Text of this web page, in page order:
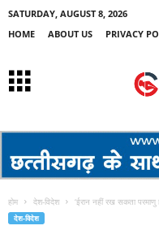
SATURDAY, AUGUST 8, 2026
HOME
ABOUT US PRIVACY
होम देश-विदेश ‘ईरान नहीं रख सकता
देश-विदेश